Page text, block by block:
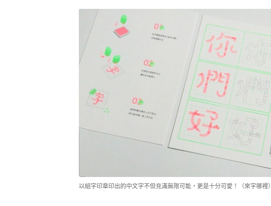
以組字印章印出的中文字不但充滿無限可能，更是十分可愛！（來字哪裡）